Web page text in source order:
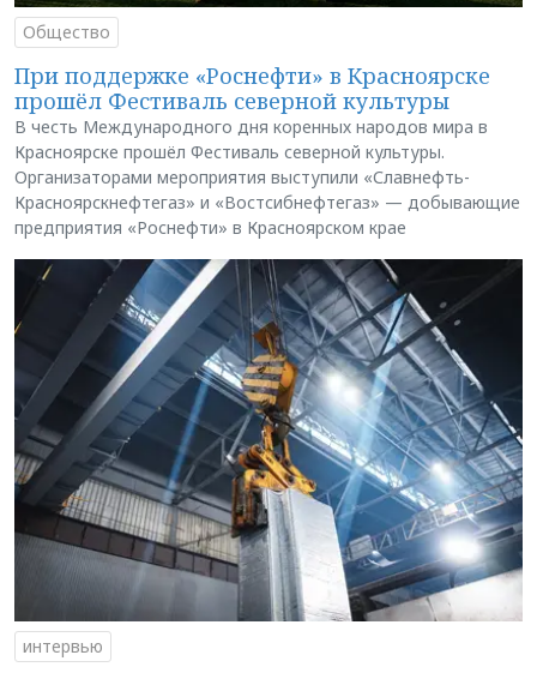
Общество
При поддержке «Роснефти» в Красноярске
прошёл Фестиваль северной культуры
В честь Международного дня коренных народов мира в
Красноярске прошёл Фестиваль северной культуры.
Организаторами мероприятия выступили «Славнефть-
Красноярскнефтегаз» и «Востсибнефтегаз» — добывающие
предприятия «Роснефти» в Красноярском крае
интервью